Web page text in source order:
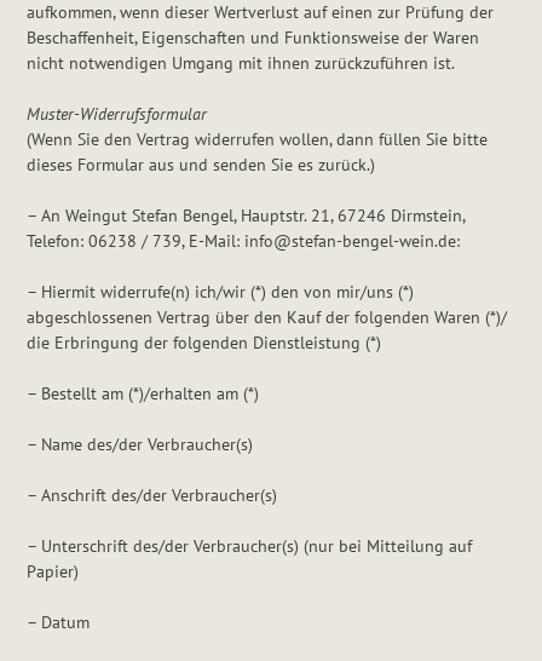
aufkommen, wenn dieser Wertverlust auf einen zur Prüfung der
Beschaffenheit, Eigenschaften und Funktionsweise der Waren
nicht notwendigen Umgang mit ihnen zurückzuführen ist.
Muster-Widerrufsformular
(Wenn Sie den Vertrag widerrufen wollen, dann füllen Sie bitte
dieses Formular aus und senden Sie es zurück.)
– An Weingut Stefan Bengel, Hauptstr. 21, 67246 Dirmstein,
Telefon: 06238 / 739‬, E-Mail: info@stefan-bengel-wein.de:
– Hiermit widerrufe(n) ich/wir (*) den von mir/uns (*)
abgeschlossenen Vertrag über den Kauf der folgenden Waren (*)/
die Erbringung der folgenden Dienstleistung (*)
– Bestellt am (*)/erhalten am (*)
– Name des/der Verbraucher(s)
– Anschrift des/der Verbraucher(s)
– Unterschrift des/der Verbraucher(s) (nur bei Mitteilung auf
Papier)
– Datum